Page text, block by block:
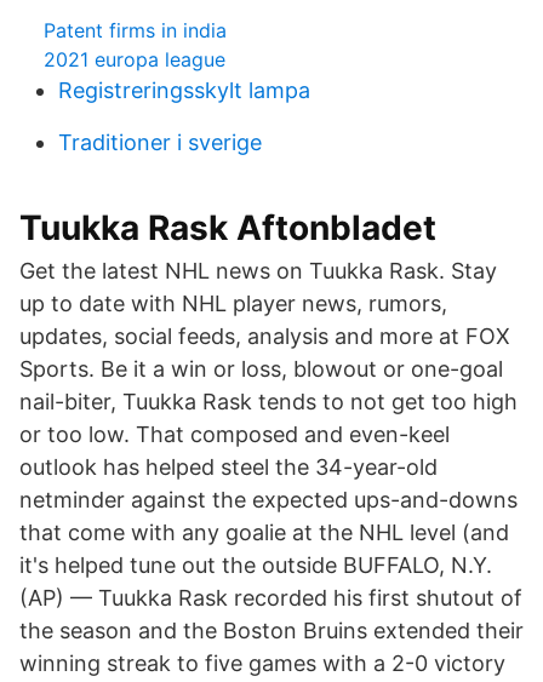
Patent firms in india
2021 europa league
Registreringsskylt lampa
Traditioner i sverige
Tuukka Rask Aftonbladet
Get the latest NHL news on Tuukka Rask. Stay
up to date with NHL player news, rumors,
updates, social feeds, analysis and more at FOX
Sports. Be it a win or loss, blowout or one-goal
nail-biter, Tuukka Rask tends to not get too high
or too low. That composed and even-keel
outlook has helped steel the 34-year-old
netminder against the expected ups-and-downs
that come with any goalie at the NHL level (and
it's helped tune out the outside BUFFALO, N.Y.
(AP) — Tuukka Rask recorded his first shutout of
the season and the Boston Bruins extended their
winning streak to five games with a 2-0 victory